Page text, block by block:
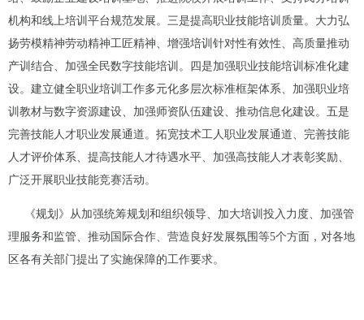
机构和线上培训平台规范发展。三是提高职业技能培训质量。大力弘
扬劳模精神劳动精神工匠精神、增强培训针对性有效性、高质量推动
产训结合、加强全民数字技能培训。四是加强职业技能培训标准化建
设。建立健全职业培训工作多元化多层次标准框架体系、加强职业培
训教材与数字资源建设、加强师资队伍建设、推动信息化建设。五是
完善技能人才职业发展通道。拓宽技术工人职业发展通道、完善技能
人才评价体系、提高技能人才待遇水平、加强高技能人才表彰奖励、
广泛开展职业技能竞赛活动。
《规划》从加强统筹规划和组织领导、加大培训投入力度、加强管
理服务和监管、推动国际合作、营造良好发展氛围等5个方面，对各地
区各有关部门提出了实施保障的工作要求。